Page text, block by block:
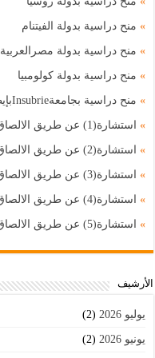
» منح دراسية بدولة الفيتنام
» منح دراسية بدولة مصرالعربية
» منح دراسية بدولة كولومبيا
» منح دراسية بجامعةInsubrieبإيطاليا.
» استشارة(1) عن طريق الالصاق
» استشارة(2) عن طريق الالصاق
» استشارة(3) عن طريق الالصاق
» استشارة(4) عن طريق الالصاق
» استشارة(5) عن طريق الالصاق
اﻷرشيف
يوليو 2026 (2)
يونيو 2026 (2)